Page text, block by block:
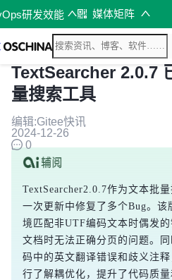
研发效能 媒体矩阵
TextSearcher 2.0.7
量搜索工具
编辑:Gitee快讯
2024-12-26
0
TextSearcher2.0.7作为文本批
一次更新中修复了多个Bug。该
境匹配非UTF编码文本时偶发
文档时无法正确分页的问题。
码中的英文翻译错误和歧义注
行了解耦优化，提升了代码质